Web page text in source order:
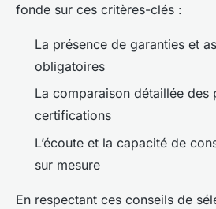
fonde sur ces critères-clés :
La présence de garanties et
obligatoires
La comparaison détaillée des
certifications
L’écoute et la capacité de
sur mesure
En respectant ces conseils de